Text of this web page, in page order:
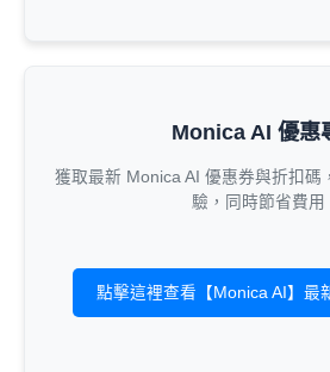
Monica AI 優惠
獲取最新 Monica AI 優惠券與折扣碼
驗，同時節省費用
點擊這裡查看【Monica AI】最